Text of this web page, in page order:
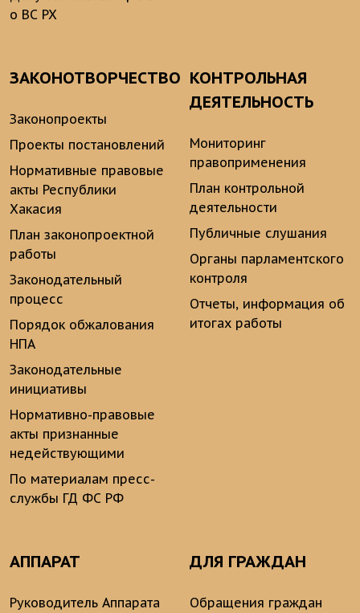
о ВС РХ
ЗАКОНОТВОРЧЕСТВО
Законопроекты
Проекты постановлений
Нормативные правовые
акты Республики
Хакасия
План законопроектной
работы
Законодательный
процесс
Порядок обжалования
НПА
Законодательные
инициативы
Нормативно-правовые
акты признанные
недействующими
По материалам пресс-
службы ГД ФС РФ
КОНТРОЛЬНАЯ
ДЕЯТЕЛЬНОСТЬ
Мониторинг
правоприменения
План контрольной
деятельности
Публичные слушания
Органы парламентского
контроля
Отчеты, информация об
итогах работы
АППАРАТ
Руководитель Аппарата
ДЛЯ ГРАЖДАН
Обращения граждан